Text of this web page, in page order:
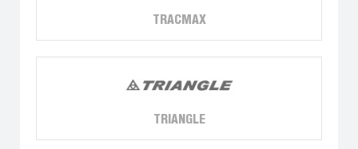
TRACMAX
TRIANGLE